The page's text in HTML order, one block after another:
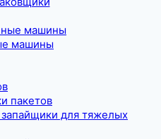
машины
машины
пакетов
для тяжелых